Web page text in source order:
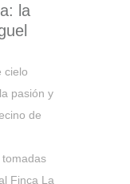
la
cielo
pasión y
de
Finca La